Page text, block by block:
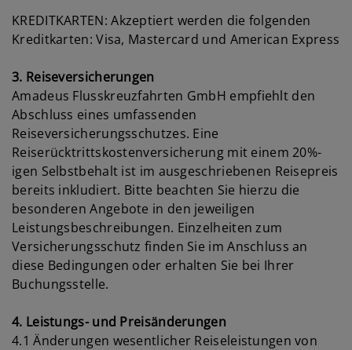
KREDITKARTEN: Akzeptiert werden die folgenden
Kreditkarten: Visa, Mastercard und American Express
3. Reiseversicherungen
Amadeus Flusskreuzfahrten GmbH empfiehlt den
Abschluss eines umfassenden
Reiseversicherungsschutzes. Eine
Reiserücktrittskostenversicherung mit einem 20%-
igen Selbstbehalt ist im ausgeschriebenen Reisepreis
bereits inkludiert. Bitte beachten Sie hierzu die
besonderen Angebote in den jeweiligen
Leistungsbeschreibungen. Einzelheiten zum
Versicherungsschutz finden Sie im Anschluss an
diese Bedingungen oder erhalten Sie bei Ihrer
Buchungsstelle.
4. Leistungs- und Preisänderungen
4.1 Änderungen wesentlicher Reiseleistungen von